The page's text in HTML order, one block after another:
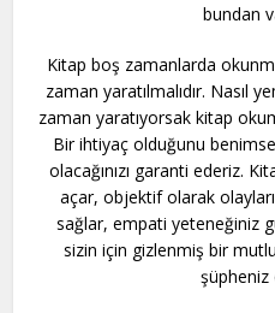
bundan
Kitap boş zamanlarda
zaman yaratılmalıdır. Nasıl
zaman yaratıyorsak kitap
Bir ihtiyaç olduğunu
olacağınızı garanti ederiz.
açar, objektif olarak
sağlar, empati yeteneğiniz
sizin için gizlenmiş bir
şüpheniz